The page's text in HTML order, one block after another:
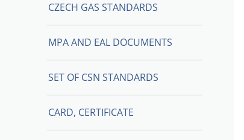
CZECH GAS STANDARDS
MPA AND EAL DOCUMENTS
SET OF CSN STANDARDS
CARD, CERTIFICATE